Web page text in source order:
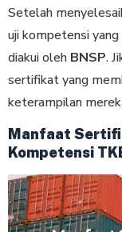
Setelah
uji kompetensi
diakui oleh BNSP.
sertifikat yang
keterampilan
Manfaat
Kompetensi